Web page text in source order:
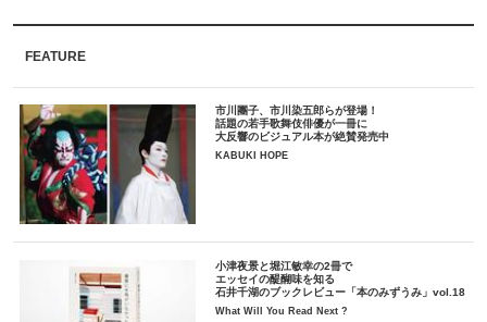
FEATURE
市川團子、市川染五郎らが登場！
話題の若手歌舞伎俳優が一冊に
大反響のビジュアル本が絶賛発売中
KABUKI HOPE
小津夜景と堀江敏幸の2冊で
エッセイの醍醐味を知る
石井千湖のブックレビュー「本のみずうみ」vol.18
What Will You Read Next ?